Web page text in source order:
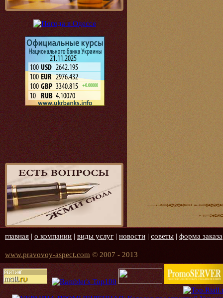
главная | о компании | виды услуг | новости | советы | форма заказа
www.pravovoy-aspect.com © 2007 - 2013